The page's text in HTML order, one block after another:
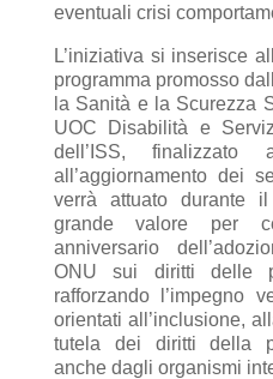
eventuali crisi
L’iniziativa si inserisce
programma promosso
la Sanità e la Scurezza
UOC Disabilità e
dell’ISS, finalizzato
all’aggiornamento dei
verrà attuato durante
grande valore per
anniversario
ONU sui diritti delle
rafforzando l’impegno
orientati all’inclusione,
tutela dei diritti della
anche dagli organismi